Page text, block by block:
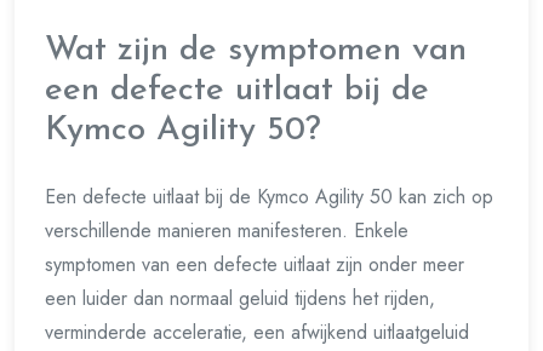
Wat zijn de symptomen van
een defecte uitlaat bij de
Kymco Agility 50?
Een defecte uitlaat bij de Kymco Agility 50 kan zich op
verschillende manieren manifesteren. Enkele
symptomen van een defecte uitlaat zijn onder meer
een luider dan normaal geluid tijdens het rijden,
verminderde acceleratie, een afwijkend uitlaatgeluid